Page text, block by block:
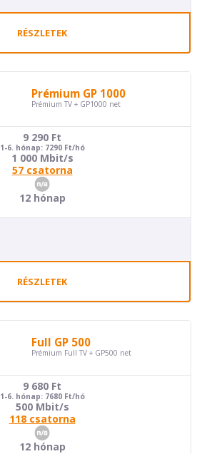
RÉSZLETEK
Prémium GP 1000
Prémium TV + GP1000 net
9 290 Ft
1-6. hónap: 7290 Ft/hó
1 000 Mbit/s
57 csatorna
12 hónap
RÉSZLETEK
Full GP 500
Prémium Full TV + GP500 net
9 680 Ft
1-6. hónap: 7680 Ft/hó
500 Mbit/s
118 csatorna
12 hónap